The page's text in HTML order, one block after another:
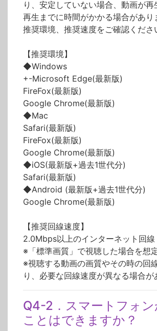
り、安定していない場合、動画が再
再生までに時間がかかる場合があり
推奨環境、推奨速度をご確認くださ
【推奨環境】
◆Windows
+-Microsoft Edge(最新版)
FireFox(最新版)
Google Chrome(最新版)
◆Mac
Safari(最新版)
FireFox(最新版)
Google Chrome(最新版)
◆iOS(最新版+過去1世代分)
Safari(最新版)
◆Android (最新版+過去1世代分)
Google Chrome(最新版)
【推奨回線速度】
2.0Mbps以上のインターネット回線
※「標準画質」で視聴した場合を想
※視聴する動画の画質やその時の回
り、必要な回線速度が異なる場合が
Q4-2．スマートフォン
ことはできますか？